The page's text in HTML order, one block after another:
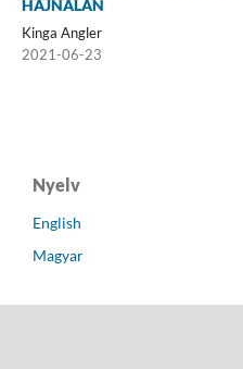
HAJNALÁN
Kinga Angler
2021-06-23
Nyelv
English
Magyar